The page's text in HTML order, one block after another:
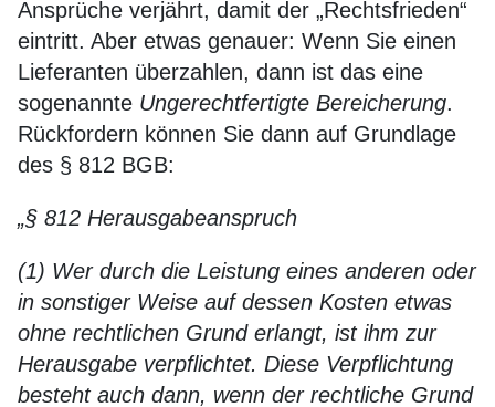
Ansprüche verjährt, damit der „Rechtsfrieden“
eintritt. Aber etwas genauer: Wenn Sie einen
Lieferanten überzahlen, dann ist das eine
sogenannte Ungerechtfertigte Bereicherung.
Rückfordern können Sie dann auf Grundlage
des § 812 BGB:
„§ 812 Herausgabeanspruch
(1) Wer durch die Leistung eines anderen oder
in sonstiger Weise auf dessen Kosten etwas
ohne rechtlichen Grund erlangt, ist ihm zur
Herausgabe verpflichtet. Diese Verpflichtung
besteht auch dann, wenn der rechtliche Grund